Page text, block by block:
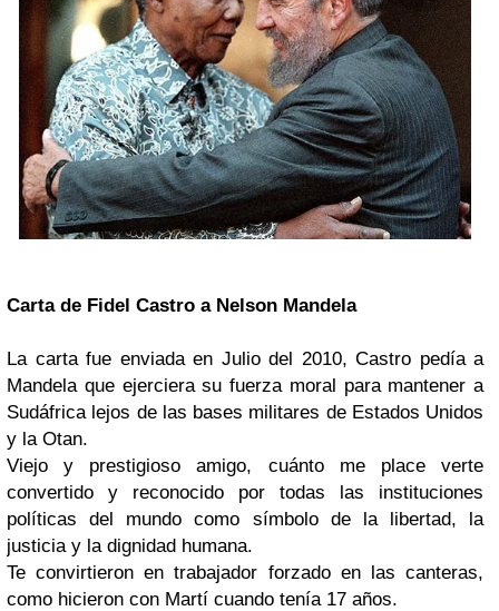
Carta de Fidel Castro a Nelson Mandela
La carta fue enviada en Julio del 2010, Castro pedía a
Mandela que ejerciera su fuerza moral para mantener a
Sudáfrica lejos de las bases militares de Estados Unidos
y la Otan.
Viejo y prestigioso amigo, cuánto me place verte
convertido y reconocido por todas las instituciones
políticas del mundo como símbolo de la libertad, la
justicia y la dignidad humana.
Te convirtieron en trabajador forzado en las canteras,
como hicieron con Martí cuando tenía 17 años.